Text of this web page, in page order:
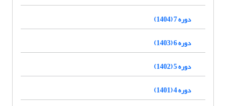
دوره 7 (1404)
دوره 6 (1403)
دوره 5 (1402)
دوره 4 (1401)